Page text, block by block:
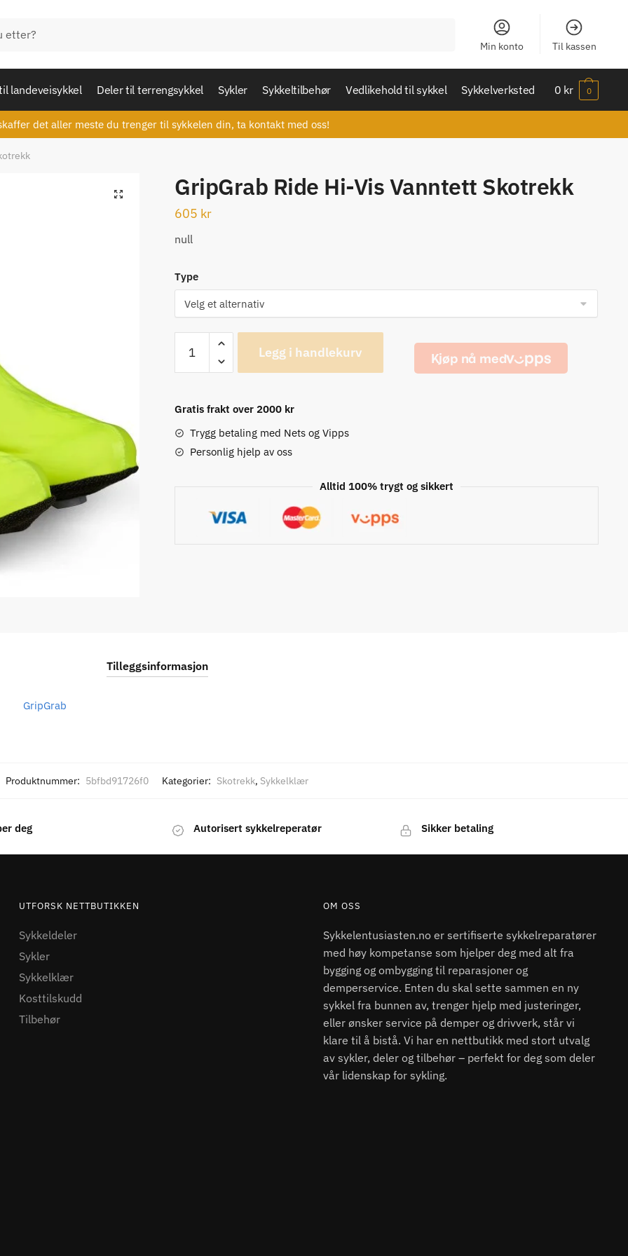
Min konto Til kassen
landeveisykkel Deler til terrengsykkel Sykler Sykkeltilbehør Vedlikehold til sykkel Sykkelverksted 0 kr 0
det aller meste du trenger til sykkelen din, ta kontakt med oss!
🔍 GripGrab Ride Hi-Vis Vanntett Skotrekk
605 kr
null
Type
GripGrab
Ride
Hi-
Vanntett
Skotrekk
antall
Legg i handlekurv
Gratis frakt over 2000 kr
Trygg betaling med Nets og Vipps
Personlig hjelp av oss
Alltid 100% trygt og sikkert
Tilleggsinformasjon
GripGrab
Produktnummer: 5bfbd91726f0 Kategorier: Skotrekk, Sykkelklær
deg Autorisert sykkelreperatør Sikker betaling
UTFORSK NETTBUTIKKEN
Sykkeldeler
Sykler
Sykkelklær
Kosttilskudd
Tilbehør
OM OSS
Sykkelentusiasten.no er sertifiserte sykkelreparatører
med høy kompetanse som hjelper deg med alt fra
bygging og ombygging til reparasjoner og
demperservice. Enten du skal sette sammen en ny
sykkel fra bunnen av, trenger hjelp med justeringer,
eller ønsker service på demper og drivverk, står vi
klare til å bistå. Vi har en nettbutikk med stort utvalg
av sykler, deler og tilbehør – perfekt for deg som deler
vår lidenskap for sykling.